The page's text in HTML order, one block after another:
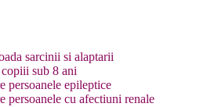
sarcinii si alaptarii
sub 8 ani
persoanele epileptice
persoanele cu afectiuni renale